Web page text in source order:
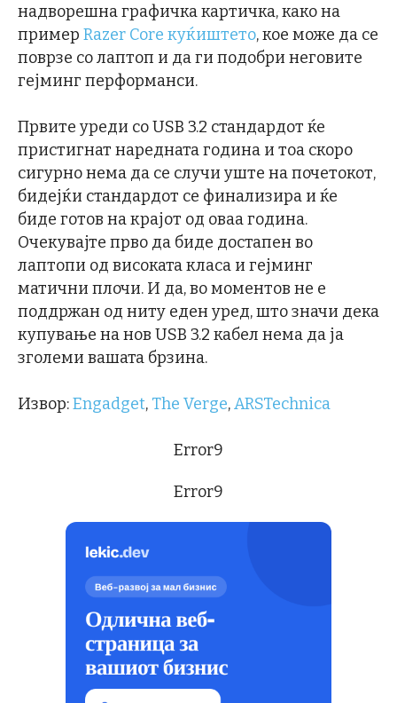
надворешна графичка картичка, како на
пример Razer Core куќиштето, кое може да се
поврзе со лаптоп и да ги подобри неговите
гејминг перформанси.
Првите уреди со USB 3.2 стандардот ќе
пристигнат наредната година и тоа скоро
сигурно нема да се случи уште на почетокот,
бидејќи стандардот се финализира и ќе
биде готов на крајот од оваа година.
Очекувајте прво да биде достапен во
лаптопи од високата класа и гејминг
матични плочи. И да, во моментов не е
поддржан од ниту еден уред, што значи дека
купување на нов USB 3.2 кабел нема да ја
зголеми вашата брзина.
Извор:Engadget, The Verge,ARSTechnica
Error9
Error9